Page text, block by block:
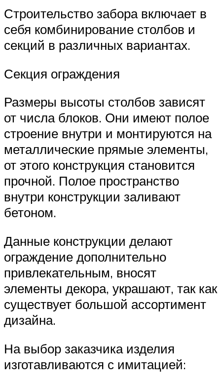
Строительство забора включает в
себя комбинирование столбов и
секций в различных вариантах.
Секция ограждения
Размеры высоты столбов зависят
от числа блоков. Они имеют полое
строение внутри и монтируются на
металлические прямые элементы,
от этого конструкция становится
прочной. Полое пространство
внутри конструкции заливают
бетоном.
Данные конструкции делают
ограждение дополнительно
привлекательным, вносят
элементы декора, украшают, так как
существует большой ассортимент
дизайна.
На выбор заказчика изделия
изготавливаются с имитацией: